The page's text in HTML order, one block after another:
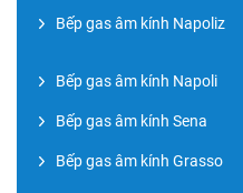
Bếp gas âm kính Napoliz
Bếp gas âm kính Napoli
Bếp gas âm kính Sena
Bếp gas âm kính Grasso